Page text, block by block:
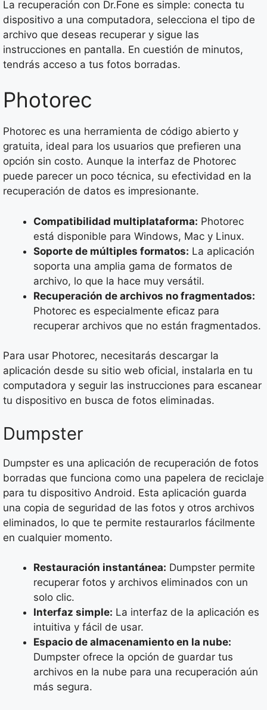
La recuperación con Dr.Fone es simple: conecta tu
dispositivo a una computadora, selecciona el tipo de
archivo que deseas recuperar y sigue las
instrucciones en pantalla. En cuestión de minutos,
tendrás acceso a tus fotos borradas.
Photorec
Photorec es una herramienta de código abierto y
gratuita, ideal para los usuarios que prefieren una
opción sin costo. Aunque la interfaz de Photorec
puede parecer un poco técnica, su efectividad en la
recuperación de datos es impresionante.
Compatibilidad multiplataforma: Photorec
está disponible para Windows, Mac y Linux.
Soporte de múltiples formatos: La aplicación
soporta una amplia gama de formatos de
archivo, lo que la hace muy versátil.
Recuperación de archivos no fragmentados:
Photorec es especialmente eficaz para
recuperar archivos que no están fragmentados.
Para usar Photorec, necesitarás descargar la
aplicación desde su sitio web oficial, instalarla en tu
computadora y seguir las instrucciones para escanear
tu dispositivo en busca de fotos eliminadas.
Dumpster
Dumpster es una aplicación de recuperación de fotos
borradas que funciona como una papelera de reciclaje
para tu dispositivo Android. Esta aplicación guarda
una copia de seguridad de las fotos y otros archivos
eliminados, lo que te permite restaurarlos fácilmente
en cualquier momento.
Restauración instantánea: Dumpster permite
recuperar fotos y archivos eliminados con un
solo clic.
Interfaz simple: La interfaz de la aplicación es
intuitiva y fácil de usar.
Espacio de almacenamiento en la nube:
Dumpster ofrece la opción de guardar tus
archivos en la nube para una recuperación aún
más segura.